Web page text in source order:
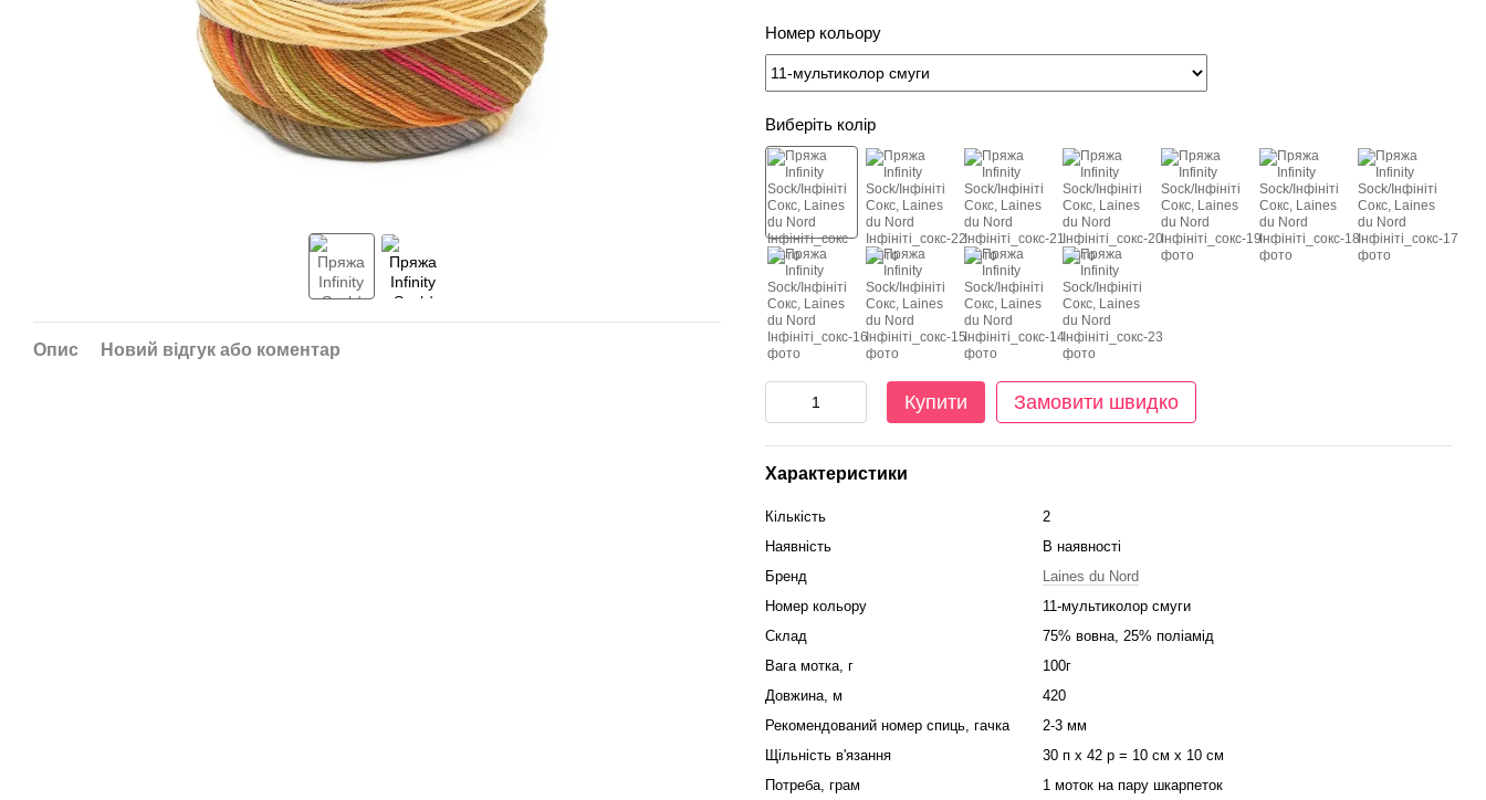
Опис Новий відгук або коментар
Номер кольору
Виберіть колір
Купити Замовити швидко
Характеристики
Кількість
2
Наявність
В наявності
Бренд
Laines du Nord
Номер кольору
11-мультиколор смуги
Склад
75% вовна, 25% поліамід
Вага мотка, г
100г
Довжина, м
420
Рекомендований номер спиць, гачка
2-3 мм
Щільність в'язання
30 п х 42 р = 10 см х 10 см
Потреба, грам
1 моток на пару шкарпеток